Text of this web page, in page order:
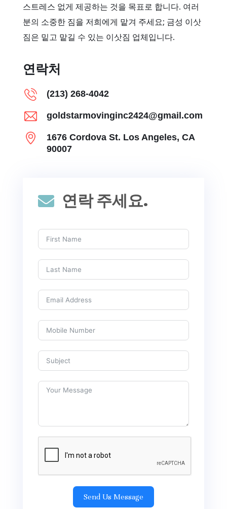
 연락 주세요.
Send Us Message
스트레스 없게 제공하는 것을 목표로 합니다. 여러
분의 소중한 짐을 저희에게 맡겨 주세요; 금성 이삿
짐은 밑고 맡길 수 있는 이삿짐 업체입니다.
연락처
(213) 268-4042
goldstarmovinginc2424@gmail.com
1676 Cordova St. Los Angeles, CA
90007